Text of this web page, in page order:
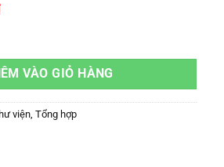
Giá
xingfa hệ 55 số lượng
VÀO GIỎ HÀNG
viện Tổng hợp